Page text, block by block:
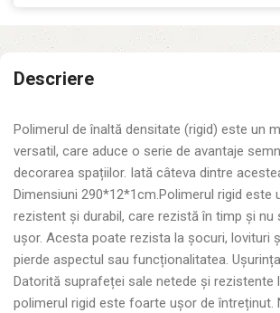
Descriere
Polimerul de înaltă densitate (rigid) este un
versatil, care aduce o serie de avantaje
decorarea spațiilor. Iată câteva dintre
Dimensiuni 290*12*1cm.Polimerul rigid este
rezistent și durabil, care rezistă în timp și nu
ușor. Acesta poate rezista la șocuri, lovituri
pierde aspectul sau funcționalitatea.
Datorită suprafeței sale netede și rezistente
polimerul rigid este foarte ușor de întreținut.